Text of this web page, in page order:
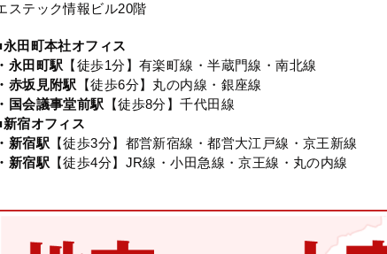
ステック情報ビル20階
永田町本社オフィス
永田町駅 【徒歩1分】有楽町線・半蔵門線・南北線
赤坂見附駅
【徒歩6分】丸の内線・銀座線
国会議事堂前駅
【徒歩8分】千代田線
新宿オフィス
新宿駅 【徒歩3分】都営新宿線・都営大江戸線・京王新線
新宿駅 【徒歩4分】JR線・小田急線・京王線・丸の内線